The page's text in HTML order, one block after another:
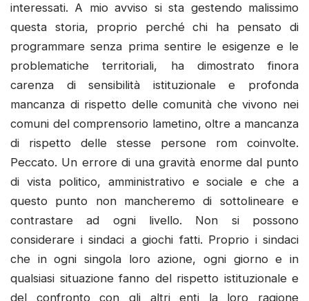
interessati. A mio avviso si sta gestendo malissimo
questa storia, proprio perché chi ha pensato di
programmare senza prima sentire le esigenze e le
problematiche territoriali, ha dimostrato finora
carenza di sensibilità istituzionale e profonda
mancanza di rispetto delle comunità che vivono nei
comuni del comprensorio lametino, oltre a mancanza
di rispetto delle stesse persone rom coinvolte.
Peccato. Un errore di una gravità enorme dal punto
di vista politico, amministrativo e sociale e che a
questo punto non mancheremo di sottolineare e
contrastare ad ogni livello. Non si possono
considerare i sindaci a giochi fatti. Proprio i sindaci
che in ogni singola loro azione, ogni giorno e in
qualsiasi situazione fanno del rispetto istituzionale e
del confronto con gli altri enti la loro ragione